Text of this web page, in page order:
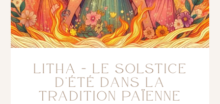
LITHA – LE SOLSTICE
D’ÉTÉ DANS LA
TRADITION PAÏENNE